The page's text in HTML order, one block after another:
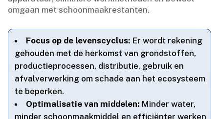
omgaan met schoonmaakrestanten.​
Focus op de levenscyclus: Er wordt rekening
gehouden met de herkomst van grondstoffen,
productieprocessen, distributie, gebruik en
afvalverwerking om schade aan het ecosysteem
te beperken.​
Optimalisatie van middelen: Minder water,
minder schoonmaakmiddel en efficiënter werken